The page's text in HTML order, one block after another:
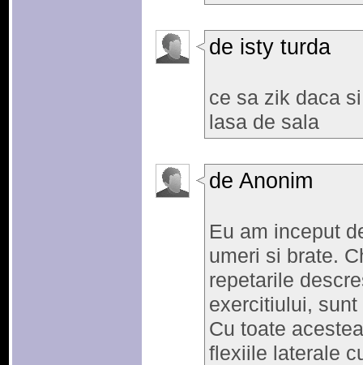
de isty turda
ce sa zik daca
lasa de sala
de Anonim
Eu am inceput
umeri si brate.
repetarile
exercitiului,
Cu toate
flexiile laterale